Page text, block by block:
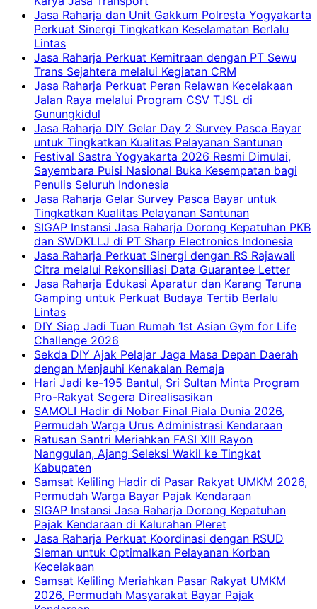
Jasa Raharja dan Unit Gakkum Polresta Yogyakarta
Perkuat Sinergi Tingkatkan Keselamatan Berlalu
Lintas
Jasa Raharja Perkuat Kemitraan dengan PT Sewu
Trans Sejahtera melalui Kegiatan CRM
Jasa Raharja Perkuat Peran Relawan Kecelakaan
Jalan Raya melalui Program CSV TJSL di
Gunungkidul
Jasa Raharja DIY Gelar Day 2 Survey Pasca Bayar
untuk Tingkatkan Kualitas Pelayanan Santunan
Festival Sastra Yogyakarta 2026 Resmi Dimulai,
Sayembara Puisi Nasional Buka Kesempatan bagi
Penulis Seluruh Indonesia
Jasa Raharja Gelar Survey Pasca Bayar untuk
Tingkatkan Kualitas Pelayanan Santunan
SIGAP Instansi Jasa Raharja Dorong Kepatuhan PKB
dan SWDKLLJ di PT Sharp Electronics Indonesia
Jasa Raharja Perkuat Sinergi dengan RS Rajawali
Citra melalui Rekonsiliasi Data Guarantee Letter
Jasa Raharja Edukasi Aparatur dan Karang Taruna
Gamping untuk Perkuat Budaya Tertib Berlalu
Lintas
DIY Siap Jadi Tuan Rumah 1st Asian Gym for Life
Challenge 2026
Sekda DIY Ajak Pelajar Jaga Masa Depan Daerah
dengan Menjauhi Kenakalan Remaja
Hari Jadi ke-195 Bantul, Sri Sultan Minta Program
Pro-Rakyat Segera Direalisasikan
SAMOLI Hadir di Nobar Final Piala Dunia 2026,
Permudah Warga Urus Administrasi Kendaraan
Ratusan Santri Meriahkan FASI XIII Rayon
Nanggulan, Ajang Seleksi Wakil ke Tingkat
Kabupaten
Samsat Keliling Hadir di Pasar Rakyat UMKM 2026,
Permudah Warga Bayar Pajak Kendaraan
SIGAP Instansi Jasa Raharja Dorong Kepatuhan
Pajak Kendaraan di Kalurahan Pleret
Jasa Raharja Perkuat Koordinasi dengan RSUD
Sleman untuk Optimalkan Pelayanan Korban
Kecelakaan
Samsat Keliling Meriahkan Pasar Rakyat UMKM
2026, Permudah Masyarakat Bayar Pajak